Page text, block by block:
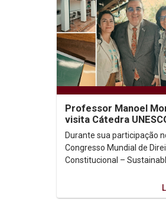
Professor Manoel
visita Cátedra
Universidad
Colombia
Durante sua participação
Congresso Mundial de
Constitucional –
Changing World, realizado
Bogotá,...